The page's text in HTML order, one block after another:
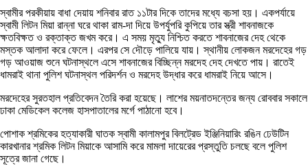
স্বামীর পরকীয়ায় বাধা দেয়ায় শনিবার রাত ১১টার দিকে তাদের মধ্যে বচসা হয়। একপর্যায়ে
স্বামী লিটন মিয়া রান্না ঘরে থাকা রাম-দা দিয়ে উপর্যুপরি কুপিয়ে তার স্ত্রী শাবনাজকে
ক্ষতবিক্ষত ও রক্তাক্ত জখম করে। এ সময় মৃত্যু নিশ্চিত করতে শাবনাজের দেহ থেকে
মস্তক আলাদা করে ফেলে। এরপর সে দৌড়ে পালিয়ে যায়। স্থানীয় লোকজন মরদেহের গড়
গড় আওয়াজ শুনে ঘটনাস্থলে এসে শাবনাজের বিচ্ছিন্ন মরদেহ দেহ দেখতে পায়। রাতেই
ধামরাই থানা পুলিশ ঘটনাস্থল পরিদর্শন ও মরদেহ উদ্ধার করে ধামরাই নিয়ে আসে।
মরদেহের সুরতহাল প্রতিবেদন তৈরি করা হয়েছে। লাশের ময়নাতদন্তের জন্য রোববার সকালে
ঢাকা মেডিকেল কলেজ হাসপাতালের মর্গে পাঠানো হবে।
পোশাক শ্রমিকের হত্যাকারী ঘাতক স্বামী কালামপুর বিলট্রেড ইঞ্জিনিয়ারিং রঙিন ঢেউটিন
কারখানার শ্রমিক লিটন মিয়াকে আসামি করে মামলা দায়েরের প্রস্তুতি চলছে বলে পুলিশ
সূত্রে জানা গেছে।